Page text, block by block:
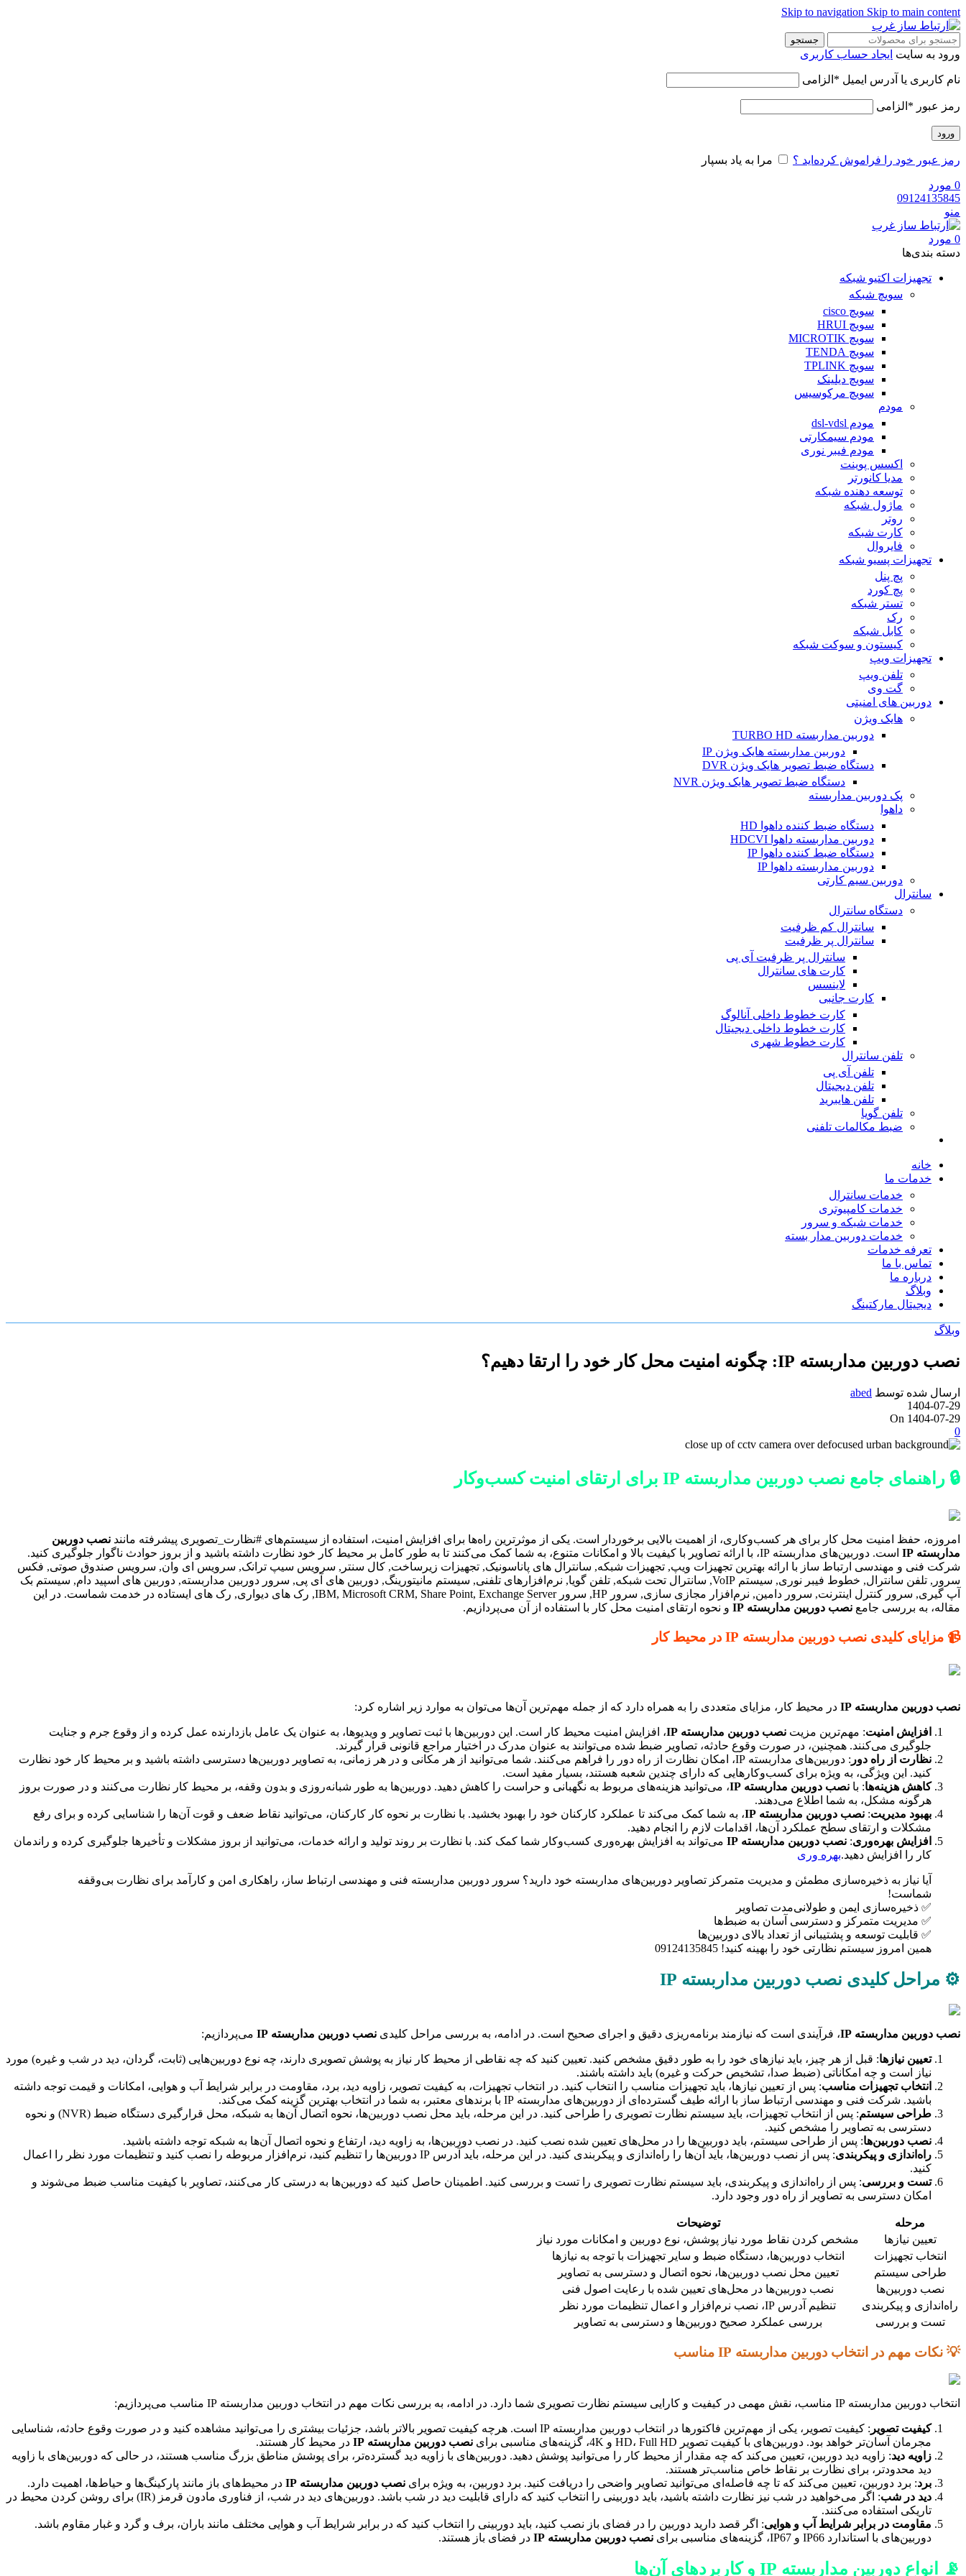
Skip to navigation Skip to main content
جستجو
ورود به سایت ایجاد حساب کاربری
نام کاربری یا آدرس ایمیل * الزامی
رمز عبور * الزامی
ورود
رمز عبور خود را فراموش کرده‌اید ؟ مرا به یاد بسپار
0 مورد
09124135845
منو
0 مورد
دسته‌ بندی‌ها
تجهیزات اکتیو شبکه
سویچ شبکه
سویچ cisco
سویچ HRUI
سویچ MICROTIK
سویچ TENDA
سویچ TPLINK
سویچ دیلینک
سویچ مرکوسیس
مودم
مودم dsl-vdsl
مودم سیمکارتی
مودم فیبر نوری
اکسس پوینت
مدیا کانورتر
توسعه دهنده شبکه
ماژول شبکه
روتر
کارت شبکه
فایروال
تجهیزات پسیو شبکه
پچ پنل
پچ کورد
تستر شبکه
رک
کابل شبکه
کیستون و سوکت شبکه
تجهیزات ویپ
تلفن ویپ
گت وی
دوربین های امنیتی
هایک ویژن
دوربین مداربسته TURBO HD
دوربین مداربسته هایک ویژن IP
دستگاه ضبط تصویر هایک ویژن DVR
دستگاه ضبط تصویر هایک ویژن NVR
پک دوربین مداربسته
داهوا
دستگاه ضبط کننده داهوا HD
دوربین مداربسته داهوا HDCVI
دستگاه ضبط کننده داهوا IP
دوربین مداربسته داهوا IP
دوربین سیم کارتی
سانترال
دستگاه سانترال
سانترال کم ظرفیت
سانترال پر ظرفیت
سانترال پر ظرفیت آی پی
کارت های سانترال
لاینسس
کارت جانبی
کارت خطوط داخلی آنالوگ
کارت خطوط داخلی دیجیتال
کارت خطوط شهری
تلفن سانترال
تلفن آی پی
تلفن دیجیتال
تلفن هایبرید
تلفن گویا
ضبط مکالمات تلفنی
خانه
خدمات ما
خدمات سانترال
خدمات کامپیوتری
خدمات شبکه و سرور
خدمات دوربین مدار بسته
تعرفه خدمات
تماس با ما
درباره ما
وبلاگ
دیجیتال مارکتینگ
وبلاگ
نصب دوربین مداربسته IP: چگونه امنیت محل کار خود را ارتقا دهیم؟
ارسال شده توسط abed
1404-07-29
On 1404-07-29
0
🔒 راهنمای جامع نصب دوربین مداربسته IP برای ارتقای امنیت کسب‌وکار
امروزه، حفظ امنیت محل کار برای هر کسب‌وکاری، از اهمیت بالایی برخوردار است. یکی از موثرترین راه‌ها برای افزایش امنیت، استفاده از سیستم‌های #نظارت_تصویری پیشرفته مانند نصب دوربین
مداربسته IP
است. دوربین‌های مداربسته IP، با ارائه تصاویر با کیفیت بالا و امکانات متنوع، به شما کمک می‌کنند تا به طور کامل بر محیط کار خود نظارت داشته باشید و از بروز حوادث ناگوار جلوگیری کنید.
شرکت فنی و مهندسی ارتباط ساز با ارائه بهترین تجهیزات ویپ, تجهیزات شبکه, سانترال های پاناسونیک, تجهیزات زیرساخت, کال سنتر, سرویس سیپ ترانک, سرویس ای وان, سرویس صندوق صوتی, فکس
سرور, تلفن سانترال, خطوط فیبر نوری, سیستم VoIP, سانترال تحت شبکه, تلفن گویا, نرم‌افزارهای تلفنی, سیستم مانیتورینگ, دوربین های آی پی, سرور دوربین مداربسته, دوربین های اسپید دام, سیستم بک
آپ گیری, سرور کنترل اینترنت, سرور دامین, نرم‌افزار مجازی سازی, سرور HP, سرور IBM, Microsoft CRM, Share Point, Exchange Server, رک های دیواری, رک های ایستاده در خدمت شماست. در این
مقاله، به بررسی جامع نصب دوربین مداربسته IP و نحوه ارتقای امنیت محل کار با استفاده از آن می‌پردازیم.
📹 مزایای کلیدی نصب دوربین مداربسته IP در محیط کار
نصب دوربین مداربسته IP در محیط کار، مزایای متعددی را به همراه دارد که از جمله مهم‌ترین آن‌ها می‌توان به موارد زیر اشاره کرد:
افزایش امنیت: مهم‌ترین مزیت نصب دوربین مداربسته IP
، افزایش امنیت محیط کار است. این دوربین‌ها با ثبت تصاویر و ویدیوها، به عنوان یک عامل بازدارنده عمل کرده و از وقوع جرم و جنایت
جلوگیری می‌کنند. همچنین، در صورت وقوع حادثه، تصاویر ضبط شده می‌توانند به عنوان مدرک در اختیار مراجع قانونی قرار گیرند.
نظارت از راه دور
: دوربین‌های مداربسته IP، امکان نظارت از راه دور را فراهم می‌کنند. شما می‌توانید از هر مکانی و در هر زمانی، به تصاویر دوربین‌ها دسترسی داشته باشید و بر محیط کار خود نظارت
کنید. این ویژگی، به ویژه برای کسب‌وکارهایی که دارای چندین شعبه هستند، بسیار مفید است.
کاهش هزینه‌ها: با نصب دوربین مداربسته IP
، می‌توانید هزینه‌های مربوط به نگهبانی و حراست را کاهش دهید. دوربین‌ها به طور شبانه‌روزی و بدون وقفه، بر محیط کار نظارت می‌کنند و در صورت بروز
هرگونه مشکل، به شما اطلاع می‌دهند.
بهبود مدیریت: نصب دوربین مداربسته IP
، به شما کمک می‌کند تا عملکرد کارکنان خود را بهبود بخشید. با نظارت بر نحوه کار کارکنان، می‌توانید نقاط ضعف و قوت آن‌ها را شناسایی کرده و برای رفع
مشکلات و ارتقای سطح عملکرد آن‌ها، اقدامات لازم را انجام دهید.
افزایش بهره‌وری: نصب دوربین مداربسته IP
می‌تواند به افزایش بهره‌وری کسب‌وکار شما کمک کند. با نظارت بر روند تولید و ارائه خدمات، می‌توانید از بروز مشکلات و تأخیرها جلوگیری کرده و راندمان
کار را افزایش دهید.بهره وری
آیا نیاز به ذخیره‌سازی مطمئن و مدیریت متمرکز تصاویر دوربین‌های مداربسته خود دارید؟ سرور دوربین مداربسته فنی و مهندسی ارتباط ساز، راهکاری امن و کارآمد برای نظارت بی‌وقفه
شماست!
✅ ذخیره‌سازی ایمن و طولانی‌مدت تصاویر
✅ مدیریت متمرکز و دسترسی آسان به ضبط‌ها
✅ قابلیت توسعه و پشتیبانی از تعداد بالای دوربین‌ها
همین امروز سیستم نظارتی خود را بهینه کنید! 09124135845
⚙️ مراحل کلیدی نصب دوربین مداربسته IP
نصب دوربین مداربسته IP ، فرآیندی است که نیازمند برنامه‌ریزی دقیق و اجرای صحیح است. در ادامه، به بررسی مراحل کلیدی نصب دوربین مداربسته IP می‌پردازیم:
تعیین نیازها: قبل از هر چیز، باید نیازهای خود را به طور دقیق مشخص کنید. تعیین کنید که چه نقاطی از محیط کار نیاز به پوشش تصویری دارند، چه نوع دوربین‌هایی (ثابت، گردان، دید در شب و غیره) مورد
نیاز است و چه امکاناتی (ضبط صدا، تشخیص حرکت و غیره) باید داشته باشند.
انتخاب تجهیزات مناسب: پس از تعیین نیازها، باید تجهیزات مناسب را انتخاب کنید. در انتخاب تجهیزات، به کیفیت تصویر، زاویه دید، برد، مقاومت در برابر شرایط آب و هوایی، امکانات و قیمت توجه داشته
باشید. شرکت فنی و مهندسی ارتباط ساز با ارائه طیف گسترده‌ای از دوربین‌های مداربسته IP با برندهای معتبر، به شما در انتخاب بهترین گزینه کمک می‌کند.
طراحی سیستم
: پس از انتخاب تجهیزات، باید سیستم نظارت تصویری را طراحی کنید. در این مرحله، باید محل نصب دوربین‌ها، نحوه اتصال آن‌ها به شبکه، محل قرارگیری دستگاه ضبط (NVR) و نحوه
دسترسی به تصاویر را مشخص کنید.
نصب دوربین‌ها: پس از طراحی سیستم، باید دوربین‌ها را در محل‌های تعیین شده نصب کنید. در نصب دوربین‌ها، به زاویه دید، ارتفاع و نحوه اتصال آن‌ها به شبکه توجه داشته باشید.
راه‌اندازی و پیکربندی
: پس از نصب دوربین‌ها، باید آن‌ها را راه‌اندازی و پیکربندی کنید. در این مرحله، باید آدرس IP دوربین‌ها را تنظیم کنید، نرم‌افزار مربوطه را نصب کنید و تنظیمات مورد نظر را اعمال
کنید.
تست و بررسی: پس از راه‌اندازی و پیکربندی، باید سیستم نظارت تصویری را تست و بررسی کنید. اطمینان حاصل کنید که دوربین‌ها به درستی کار می‌کنند، تصاویر با کیفیت مناسب ضبط می‌شوند و
امکان دسترسی به تصاویر از راه دور وجود دارد.
مرحله
توضیحات
تعیین نیازها
مشخص کردن نقاط مورد نیاز پوشش، نوع دوربین و امکانات مورد نیاز
انتخاب تجهیزات
انتخاب دوربین‌ها، دستگاه ضبط و سایر تجهیزات با توجه به نیازها
طراحی سیستم
تعیین محل نصب دوربین‌ها، نحوه اتصال و دسترسی به تصاویر
نصب دوربین‌ها
نصب دوربین‌ها در محل‌های تعیین شده با رعایت اصول فنی
راه‌اندازی و پیکربندی
تنظیم آدرس IP، نصب نرم‌افزار و اعمال تنظیمات مورد نظر
تست و بررسی
بررسی عملکرد صحیح دوربین‌ها و دسترسی به تصاویر
💡 نکات مهم در انتخاب دوربین مداربسته IP مناسب
انتخاب دوربین مداربسته IP مناسب، نقش مهمی در کیفیت و کارایی سیستم نظارت تصویری شما دارد. در ادامه، به بررسی نکات مهم در انتخاب دوربین مداربسته IP مناسب می‌پردازیم:
کیفیت تصویر
: کیفیت تصویر، یکی از مهم‌ترین فاکتورها در انتخاب دوربین مداربسته IP است. هرچه کیفیت تصویر بالاتر باشد، جزئیات بیشتری را می‌توانید مشاهده کنید و در صورت وقوع حادثه، شناسایی
مجرمان آسان‌تر خواهد بود. دوربین‌های با کیفیت تصویر HD، Full HD و 4K، گزینه‌های مناسبی برای
نصب دوربین مداربسته IP
در محیط کار هستند.
زاویه دید: زاویه دید دوربین، تعیین می‌کند که چه مقدار از محیط کار را می‌توانید پوشش دهید. دوربین‌های با زاویه دید گسترده‌تر، برای پوشش مناطق بزرگ مناسب هستند، در حالی که دوربین‌های با زاویه
دید محدودتر، برای نظارت بر نقاط خاص مناسب‌تر هستند.
برد: برد دوربین، تعیین می‌کند که تا چه فاصله‌ای می‌توانید تصاویر واضحی را دریافت کنید. برد دوربین، به ویژه برای نصب دوربین مداربسته IP
در محیط‌های باز مانند پارکینگ‌ها و حیاط‌ها، اهمیت دارد.
دید در شب
: اگر می‌خواهید در شب نیز نظارت داشته باشید، باید دوربینی را انتخاب کنید که دارای قابلیت دید در شب باشد. دوربین‌های دید در شب، از فناوری مادون قرمز (IR) برای روشن کردن محیط در
تاریکی استفاده می‌کنند.
مقاومت در برابر شرایط آب و هوایی: اگر قصد دارید دوربین را در فضای باز نصب کنید، باید دوربینی را انتخاب کنید که در برابر شرایط آب و هوایی مختلف مانند باران، برف و گرد و غبار مقاوم باشد.
دوربین‌های با استاندارد IP66 و IP67، گزینه‌های مناسبی برای
نصب دوربین مداربسته IP در فضای باز هستند.
📡 انواع دوربین مداربسته IP و کاربردهای آن‌ها